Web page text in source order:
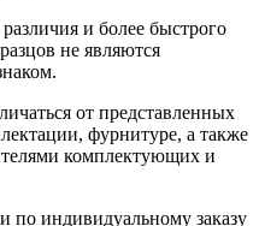
и более быстрого
не являются
от представленных
фурнитуре, а также
комплектующих и
по индивидуальному заказу